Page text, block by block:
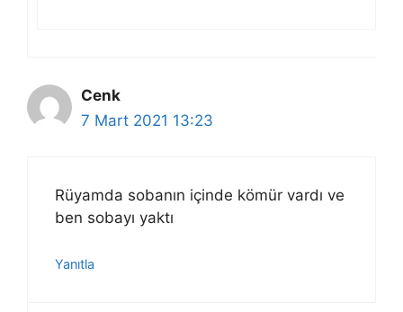
Cenk
7 Mart 2021 13:23
Rüyamda sobanın içinde kömür vardı ve
ben sobayı yaktı
Yanıtla